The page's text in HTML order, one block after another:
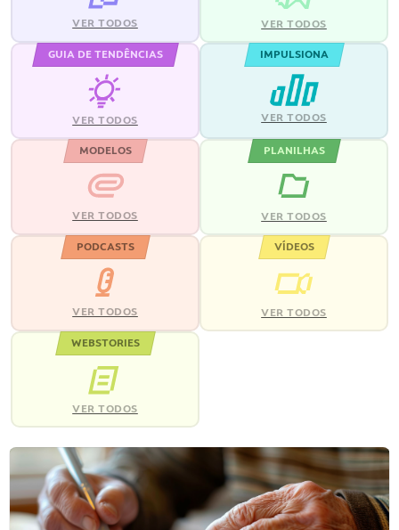
VER TODOS VER TODOS
GUIA DE TENDÊNCIAS
VER TODOS
IMPULSIONA
VER TODOS
MODELOS
VER TODOS
PLANILHAS
VER TODOS
PODCASTS
VER TODOS
VÍDEOS
VER TODOS
WEBSTORIES
VER TODOS